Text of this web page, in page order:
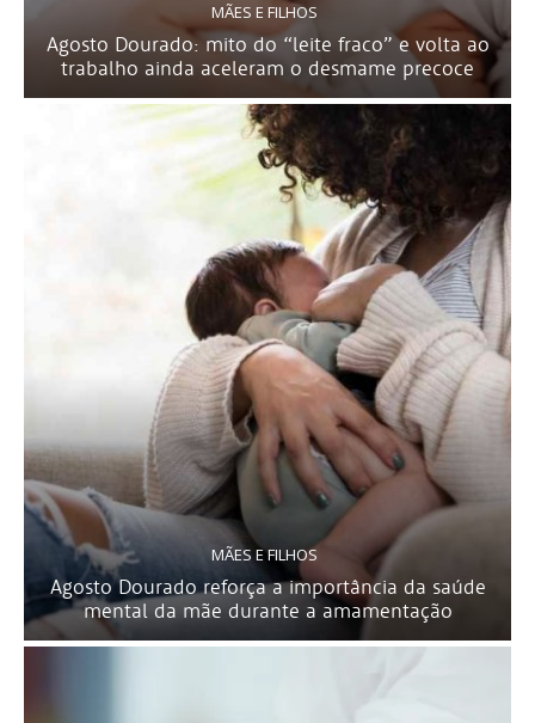
MÃES E FILHOS
Agosto Dourado: mito do “leite fraco” e volta ao
trabalho ainda aceleram o desmame precoce
MÃES E FILHOS
Agosto Dourado reforça a importância da saúde
mental da mãe durante a amamentação